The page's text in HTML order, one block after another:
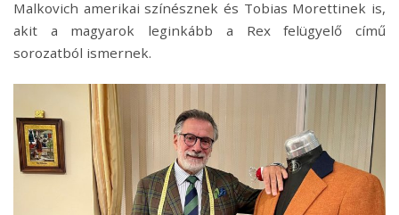
Malkovich amerikai színésznek és Tobias Morettinek is,
akit a magyarok leginkább a Rex felügyelő című
sorozatból ismernek.